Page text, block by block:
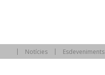
Notícies Esdeveniments